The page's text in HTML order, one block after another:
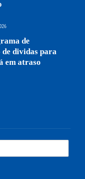
de
de dividas para
em atraso